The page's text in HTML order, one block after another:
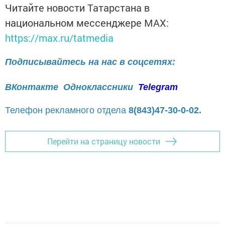
Читайте новости Татарстана в
национальном мессенджере MАХ:
https://max.ru/tatmedia
Подписывайтесь на нас в соцсетях:
ВКонтакте Одноклассники Telegram
Телефон рекламного отдела 8(843)47-30-0-02.
Перейти на страницу новости